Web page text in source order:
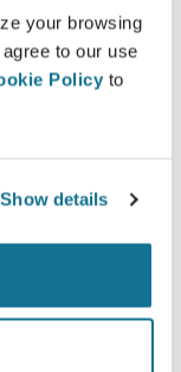
your browsing
to our use
Policy to
Show details
arasındaki
sonuçları